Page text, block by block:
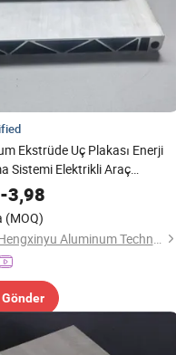
Ekstrüde Uç Plakası Enerji
Sistemi Elektrikli Araç
Parça
-3,98
(MOQ)
Suzhou Hengxinyu Aluminum Technology Co., Ltd.